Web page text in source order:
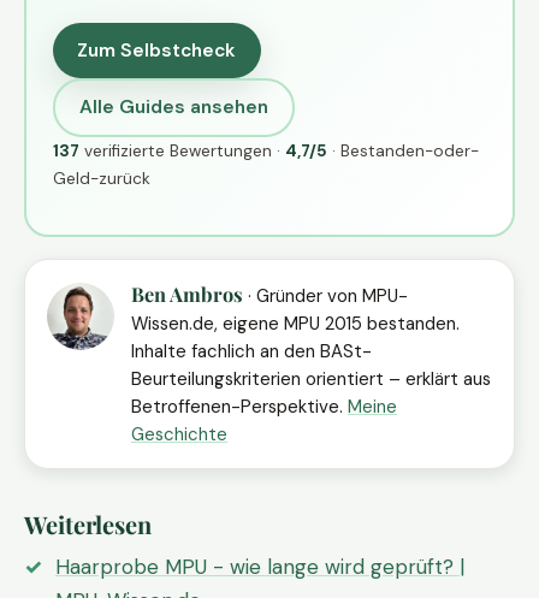
Zum Selbstcheck
Alle Guides ansehen
137 verifizierte Bewertungen · 4,7/5 · Bestanden-oder-
Geld-zurück
Ben Ambros · Gründer von MPU-
Wissen.de, eigene MPU 2015 bestanden.
Inhalte fachlich an den BASt-
Beurteilungskriterien orientiert – erklärt aus
Betroffenen-Perspektive. Meine
Geschichte
Weiterlesen
Haarprobe MPU - wie lange wird geprüft? |